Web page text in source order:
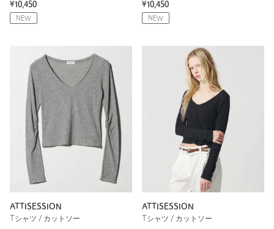
¥10,450
NEW
¥10,450
NEW
ATTISESSION
Tシャツ / カットソー
ATTISESSION
Tシャツ / カットソー